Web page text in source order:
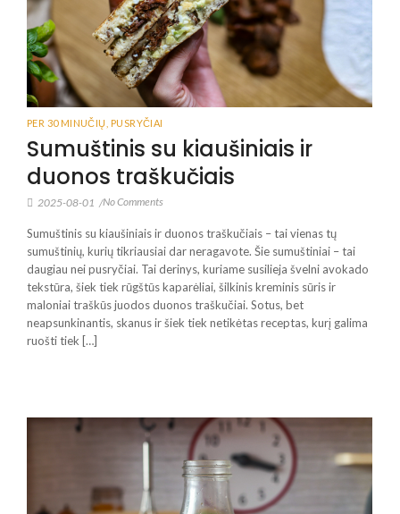
PER 30 MINUČIŲ PUSRYČIAI
Sumuštinis su kiaušiniais ir
duonos traškučiais
2025-08-01 /No Comments
Sumuštinis su kiaušiniais ir duonos traškučiais – tai vienas tų
sumuštinių, kurių tikriausiai dar neragavote. Šie sumuštiniai – tai
daugiau nei pusryčiai. Tai derinys, kuriame susilieja švelni avokado
tekstūra, šiek tiek rūgštūs kaparėliai, šilkinis kreminis sūris ir
maloniai traškūs juodos duonos traškučiai. Sotus, bet
neapsunkinantis, skanus ir šiek tiek netikėtas receptas, kurį galima
ruošti tiek […]